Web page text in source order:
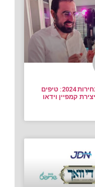
בעקבות בחירות 2024: טיפים
קמפיין וידאו